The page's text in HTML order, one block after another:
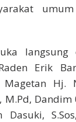
langsung
Erik
Hj.
M.Pd,
Dasuki,